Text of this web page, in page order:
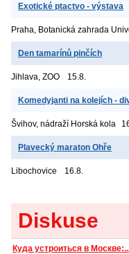
Exotické ptactvo - výstava
Praha, Botanická zahrada
Den tamarínů pinčích
Jihlava, ZOO 15.8.
Komedyjanti na kolejích -
Švihov, nádraží Horská kola
Plavecký maraton Ohře
Libochovice 16.8.
Diskuse
Куда устроиться в